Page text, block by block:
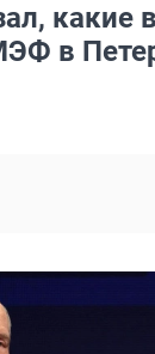
какие
в